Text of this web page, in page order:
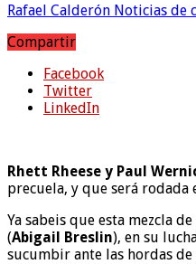
Rafael Calderón Noticias de
Compartir
Facebook
Twitter
LinkedIn
Rhett Rheese y Paul
precuela, y que será rodada
Ya sabeis que esta mezcla
(Abigail Breslin), en su
sucumbir ante las hordas